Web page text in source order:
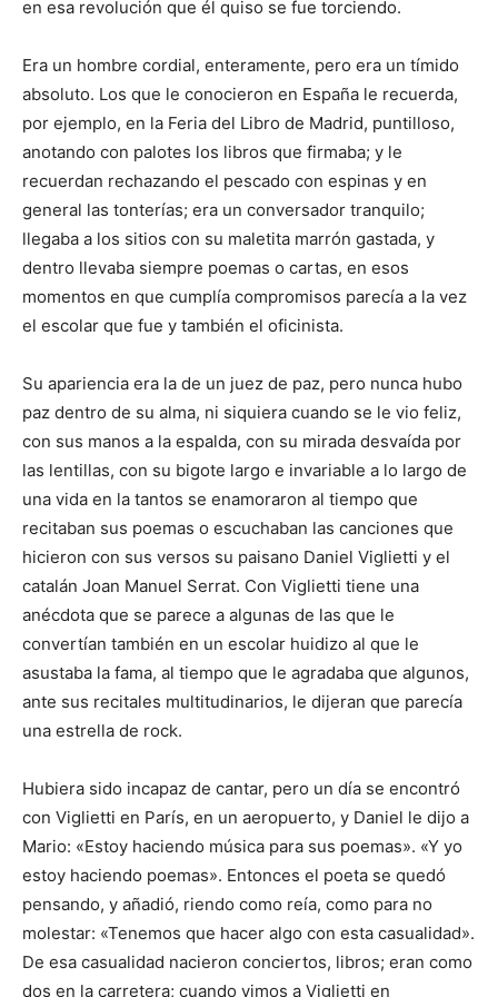
en esa revolución que él quiso se fue torciendo.
Era un hombre cordial, enteramente, pero era un tímido
absoluto. Los que le conocieron en España le recuerda,
por ejemplo, en la Feria del Libro de Madrid, puntilloso,
anotando con palotes los libros que firmaba; y le
recuerdan rechazando el pescado con espinas y en
general las tonterías; era un conversador tranquilo;
llegaba a los sitios con su maletita marrón gastada, y
dentro llevaba siempre poemas o cartas, en esos
momentos en que cumplía compromisos parecía a la vez
el escolar que fue y también el oficinista.
Su apariencia era la de un juez de paz, pero nunca hubo
paz dentro de su alma, ni siquiera cuando se le vio feliz,
con sus manos a la espalda, con su mirada desvaída por
las lentillas, con su bigote largo e invariable a lo largo de
una vida en la tantos se enamoraron al tiempo que
recitaban sus poemas o escuchaban las canciones que
hicieron con sus versos su paisano Daniel Viglietti y el
catalán Joan Manuel Serrat. Con Viglietti tiene una
anécdota que se parece a algunas de las que le
convertían también en un escolar huidizo al que le
asustaba la fama, al tiempo que le agradaba que algunos,
ante sus recitales multitudinarios, le dijeran que parecía
una estrella de rock.
Hubiera sido incapaz de cantar, pero un día se encontró
con Viglietti en París, en un aeropuerto, y Daniel le dijo a
Mario: «Estoy haciendo música para sus poemas». «Y yo
estoy haciendo poemas». Entonces el poeta se quedó
pensando, y añadió, riendo como reía, como para no
molestar: «Tenemos que hacer algo con esta casualidad».
De esa casualidad nacieron conciertos, libros; eran como
dos en la carretera; cuando vimos a Viglietti en